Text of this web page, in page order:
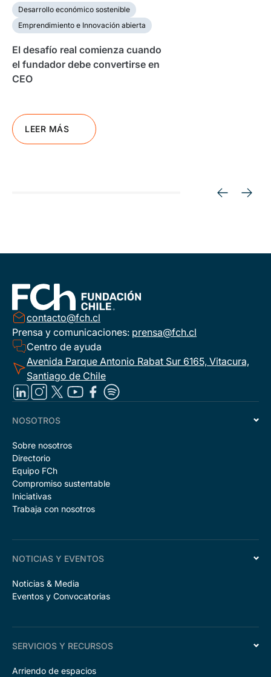
Desarrollo económico sostenible
Emprendimiento e Innovación abierta
El desafío real comienza cuando
el fundador debe convertirse en
CEO
LEER MÁS
contacto@fch.cl
Prensa y comunicaciones: prensa@fch.cl
Centro de ayuda
Avenida Parque Antonio Rabat Sur 6165, Vitacura,
Santiago de Chile
NOSOTROS
Sobre nosotros
Directorio
Equipo FCh
Compromiso sustentable
Iniciativas
Trabaja con nosotros
NOTICIAS Y EVENTOS
Noticias & Media
Eventos y Convocatorias
SERVICIOS Y RECURSOS
Arriendo de espacios